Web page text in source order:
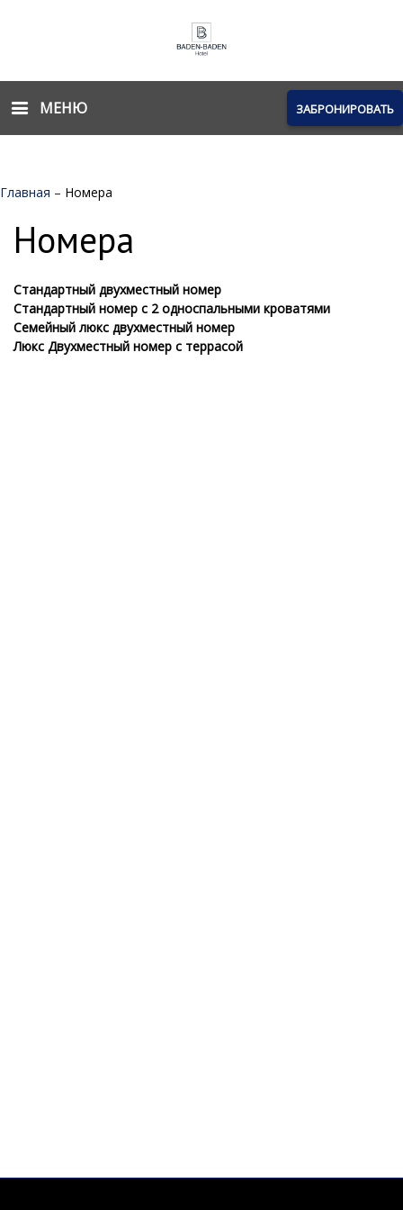
МЕНЮ ЗАБРОНИРОВАТЬ
Главная – Номера
Номера
Стандартный двухместный номер
Стандартный номер с 2 односпальными кроватями
Семейный люкс двухместный номер
Люкс Двухместный номер с террасой